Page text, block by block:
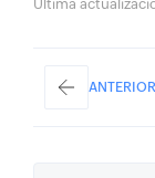
Última
ANTERIOR